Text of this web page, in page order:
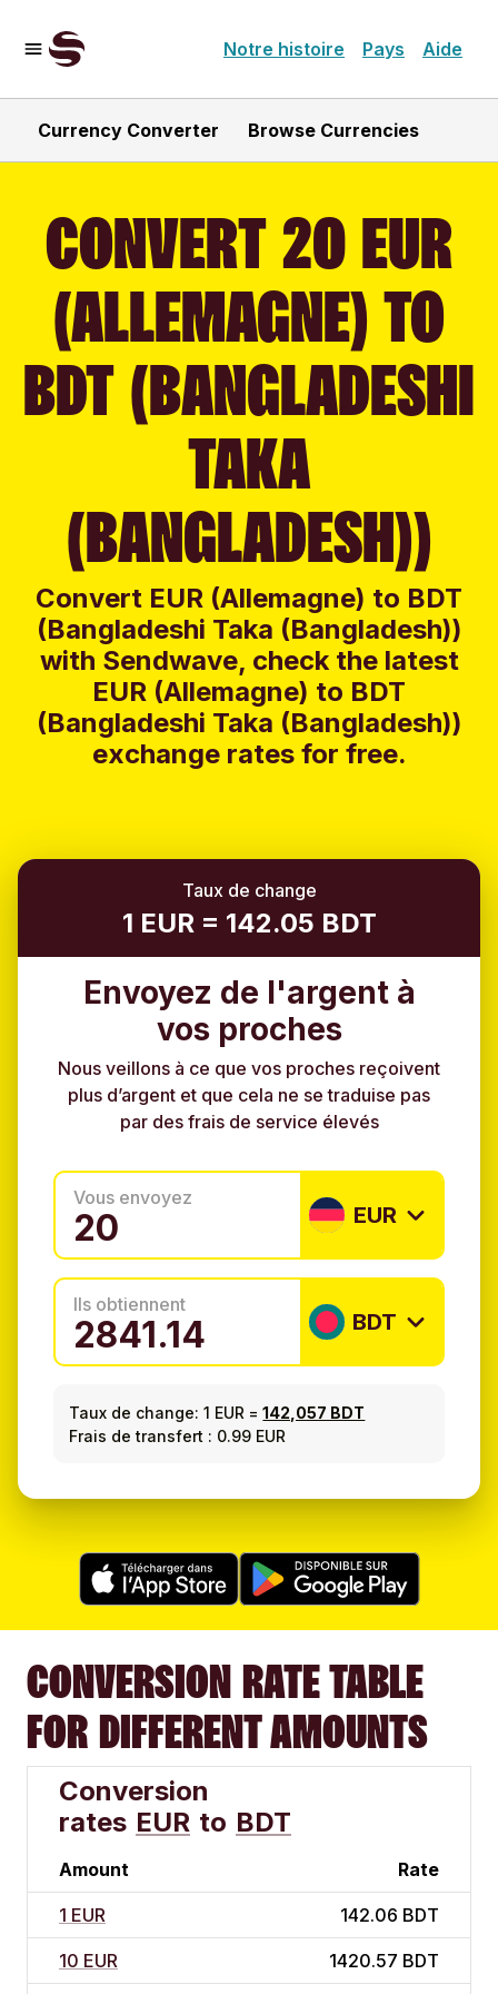
Notre histoire Pays Aide
Currency Converter Browse Currencies
CONVERT 20 EUR
(ALLEMAGNE) TO
BDT (BANGLADESHI
TAKA
(BANGLADESH))
Convert EUR (Allemagne) to BDT
(Bangladeshi Taka (Bangladesh))
with Sendwave, check the latest
EUR (Allemagne) to BDT
(Bangladeshi Taka (Bangladesh))
exchange rates for free.
Taux de change
1 EUR = 142.05 BDT
Envoyez de l'argent à
vos proches
Nous veillons à ce que vos proches reçoivent
plus d’argent et que cela ne se traduise pas
par des frais de service élevés
Vous envoyez
EUR
Ils obtiennent
BDT
Taux de change: 1 EUR =142,057 BDT
Frais de transfert : 0.99 EUR
CONVERSION RATE TABLE
FOR DIFFERENT AMOUNTS
Conversion
rates EUR to BDT
Amount Rate
1 EUR 142.06 BDT
10 EUR 1420.57 BDT